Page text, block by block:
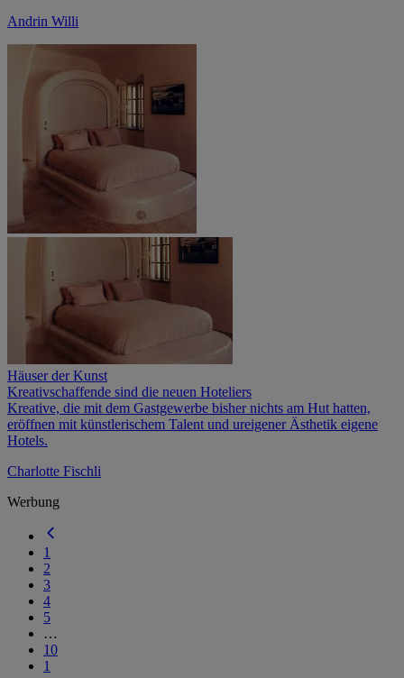
Andrin Willi
Häuser der Kunst
Kreativschaffende sind die neuen Hoteliers
Kreative, die mit dem Gastgewerbe bisher nichts am Hut hatten,
eröffnen mit künstlerischem Talent und ureigener Ästhetik eigene
Hotels.
Charlotte Fischli
Werbung
1
2
3
4
5
…
10
1